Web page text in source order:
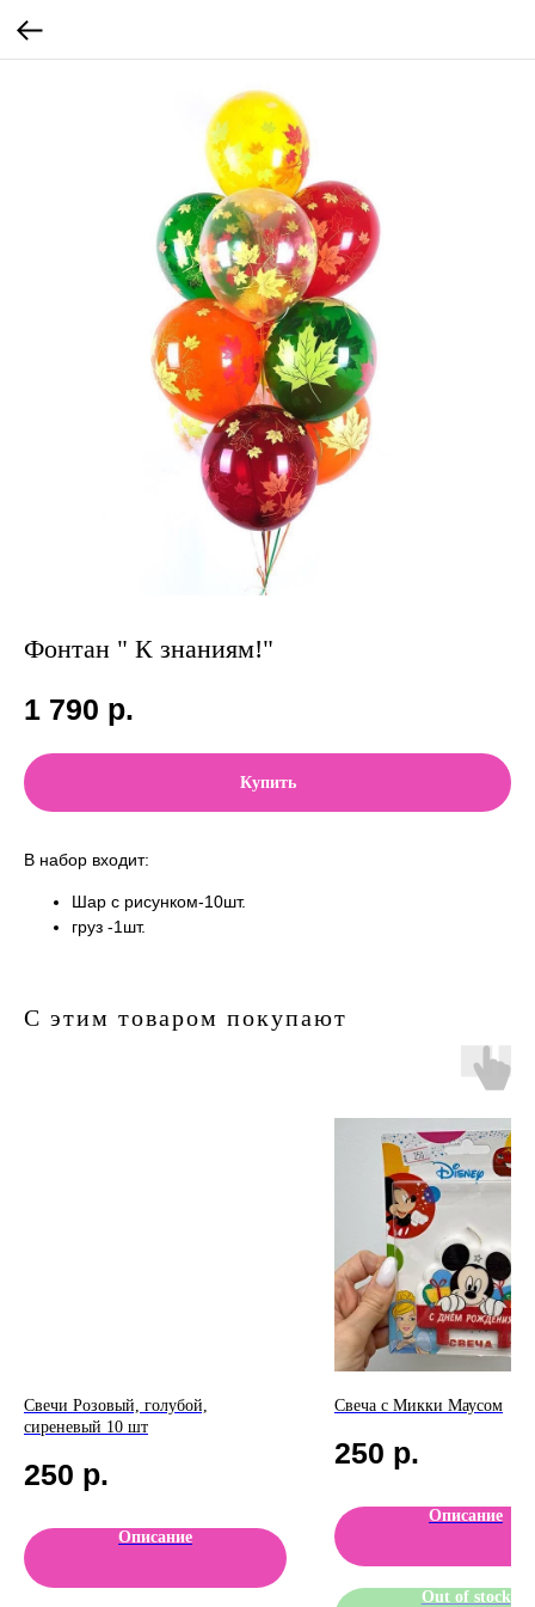
Фонтан " К знаниям!"
1 790 р.
Купить
В набор входит:
Шар с рисунком-10шт.
груз -1шт.
С этим товаром покупают
Свечи Розовый, голубой,
сиреневый 10 шт
250 р.
Описание
Свеча с Микки Маусом
250 р.
Описание
Out of stock